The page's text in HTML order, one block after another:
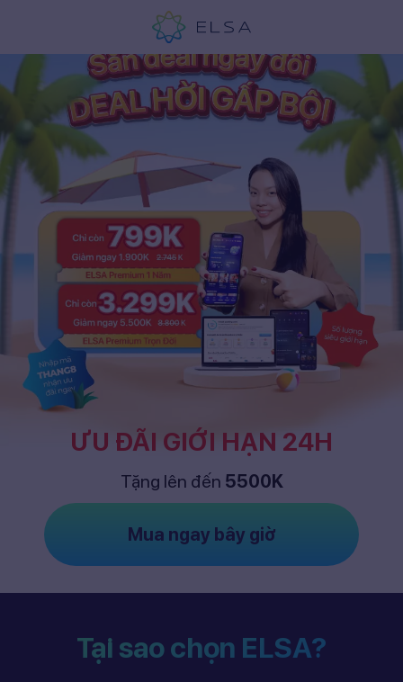
ƯU ĐÃI GIỚI HẠN 24H
Tặng lên đến 5500K
Mua ngay bây giờ
Tại sao chọn ELSA?